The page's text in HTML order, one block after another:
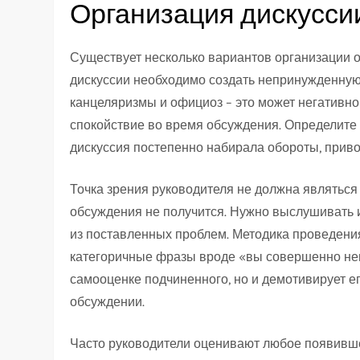
Организация
Существует несколько вариантов
дискуссии необходимо создать
канцеляризмы и официоз – это может
спокойствие во время обсуждения.
дискуссия постепенно набирала обороты,
Точка зрения руководителя не должна
обсуждения не получится. Нужно
из поставленных проблем. Методика
категоричные фразы вроде «вы совершенно
самооценке подчиненного, но и демотивирует
обсуждении.
Часто руководители оценивают любое